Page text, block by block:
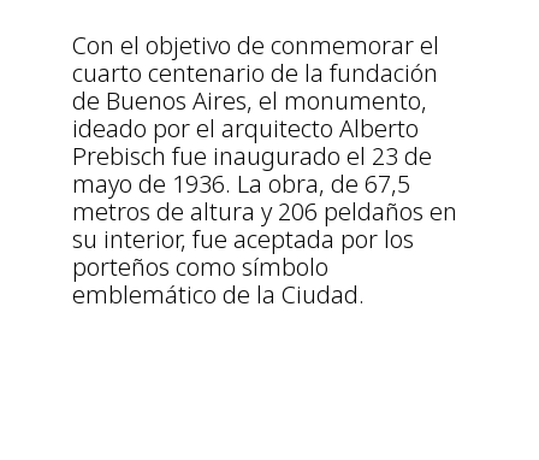
Con el objetivo de conmemorar el
cuarto centenario de la fundación
de Buenos Aires, el monumento,
ideado por el arquitecto Alberto
Prebisch fue inaugurado el 23 de
mayo de 1936. La obra, de 67,5
metros de altura y 206 peldaños en
su interior, fue aceptada por los
porteños como símbolo
emblemático de la Ciudad.